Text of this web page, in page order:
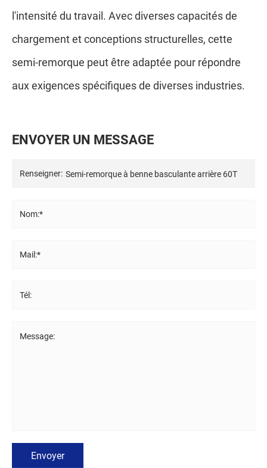
l'intensité du travail. Avec diverses capacités de
chargement et conceptions structurelles, cette
semi-remorque peut être adaptée pour répondre
aux exigences spécifiques de diverses industries.
ENVOYER UN MESSAGE
Renseigner:
Nom:*
Mail:*
Tél:
Message:
Envoyer